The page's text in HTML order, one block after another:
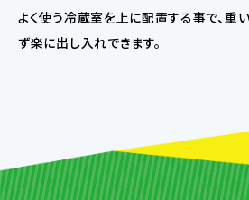
よく使う冷蔵室を上に配置する事で、重
ず楽に出し入れできます。